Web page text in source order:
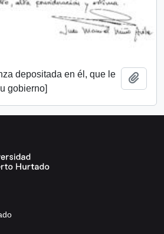
depositada en él, que le
gobierno]